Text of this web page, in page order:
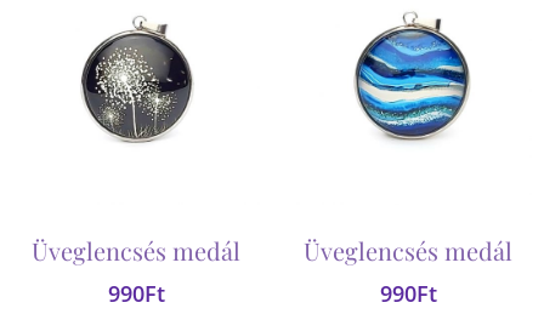
Üveglencsés medál
990Ft
Üveglencsés medál
990Ft